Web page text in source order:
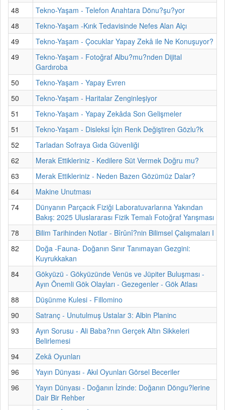
48
Tekno-Yaşam - Telefon Anahtara Dönu?şu?yor
48
Tekno-Yaşam -Kırık Tedavisinde Nefes Alan Alçı
49
Tekno-Yaşam - Çocuklar Yapay Zekâ ile Ne Konuşuyor?
49
Tekno-Yaşam - Fotoğraf Albu?mu?nden Dijital
Gardıroba
50
Tekno-Yaşam - Yapay Evren
50
Tekno-Yaşam - Haritalar Zenginleşiyor
51
Tekno-Yaşam - Yapay Zekâda Son Gelişmeler
51
Tekno-Yaşam - Disleksi İçin Renk Değiştiren Gözlu?k
52
Tarladan Sofraya Gıda Güvenliği
62
Merak Ettikleriniz - Kedilere Süt Vermek Doğru mu?
63
Merak Ettikleriniz - Neden Bazen Gözümüz Dalar?
64
Makine Unutması
74
Dünyanın Parçacık Fiziği Laboratuvarlarına Yakından
Bakış: 2025 Uluslararası Fizik Temalı Fotoğraf Yarışması
78
Bilim Tarihinden Notlar - Bîrûnî?nin Bilimsel Çalışmaları I
82
Doğa -Fauna- Doğanın Sınır Tanımayan Gezgini:
Kuyrukkakan
84
Gökyüzü - Gökyüzünde Venüs ve Jüpiter Buluşması -
Ayın Önemli Gök Olayları - Gezegenler - Gök Atlası
88
Düşünme Kulesi - Fillomino
90
Satranç - Unutulmuş Ustalar 3: Albin Planinc
93
Ayın Sorusu - Ali Baba?nın Gerçek Altın Sikkeleri
Belirlemesi
94
Zekâ Oyunları
96
Yayın Dünyası - Akıl Oyunları Görsel Beceriler
96
Yayın Dünyası - Doğanın İzinde: Doğanın Döngu?lerine
Dair Bir Rehber